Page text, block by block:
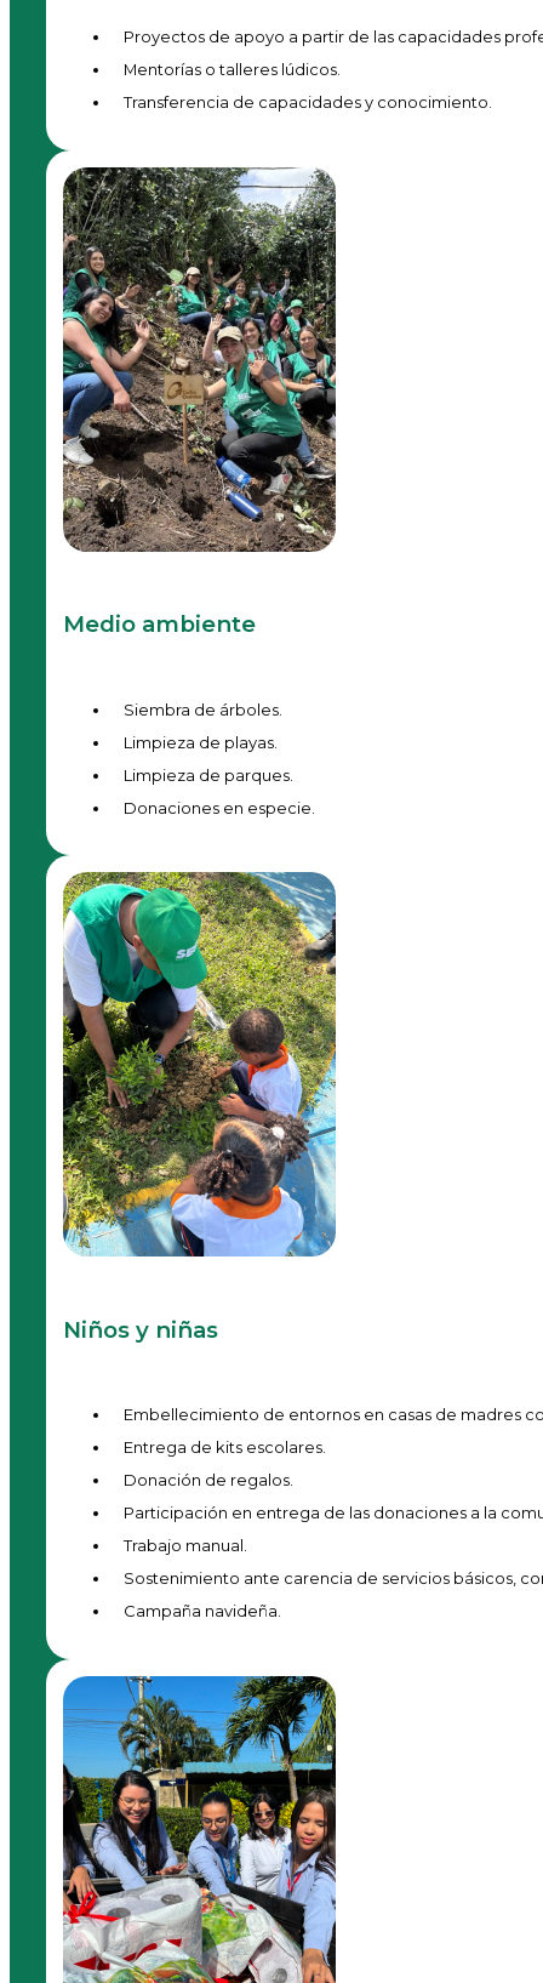
Proyectos de apoyo a partir de las capacidades
Mentorías o talleres lúdicos.
Transferencia de capacidades y conocimiento.
Medio ambiente
Siembra de árboles.
Limpieza de playas.
Limpieza de parques.
Donaciones en especie.
Niños y niñas
Embellecimiento de entornos en casas de madres
Entrega de kits escolares.
Donación de regalos.
Participación en entrega de las donaciones a la
Trabajo manual.
Sostenimiento ante carencia de servicios básicos,
Campaña navideña.